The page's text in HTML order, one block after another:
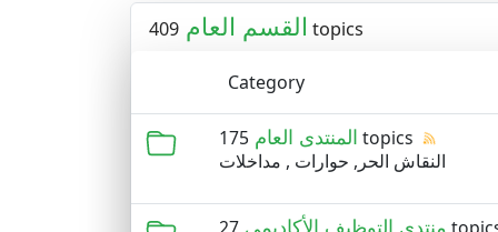
القسم العام 409 topics
Category
المنتدى العام 175 topics
النقاش الحر, حوارات , مداخلات
منتدى التوظيف الأكاديمي